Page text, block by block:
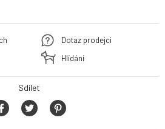
Dotaz prodejci
Hlídání
Sdílet